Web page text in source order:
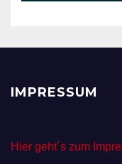
IMPRESSUM
Hier geht´s zum